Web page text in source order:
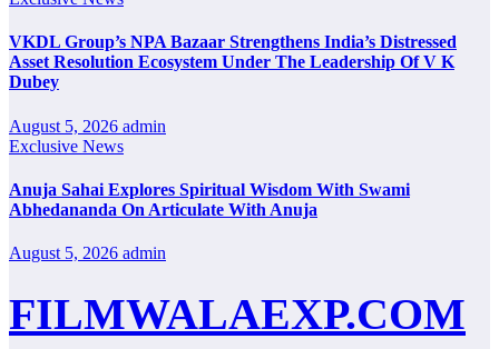
VKDL Group’s NPA Bazaar Strengthens India’s Distressed
Asset Resolution Ecosystem Under The Leadership Of V K
Dubey
August 5, 2026 admin
Exclusive News
Anuja Sahai Explores Spiritual Wisdom With Swami
Abhedananda On Articulate With Anuja
August 5, 2026 admin
FILMWALAEXP.COM